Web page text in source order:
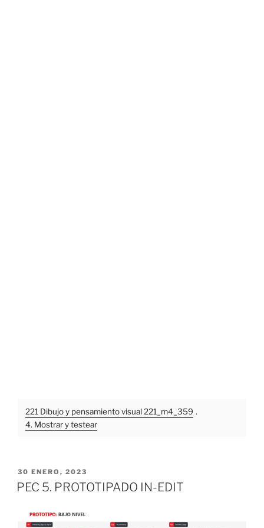
221 Dibujo y pensamiento visual 221_m4_359 .
4. Mostrar y testear
PUBLICADO
EL
30 ENERO, 2023
PEC 5. PROTOTIPADO IN-EDIT